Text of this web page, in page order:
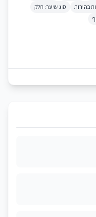
בהירות
סוג שיער: חלק